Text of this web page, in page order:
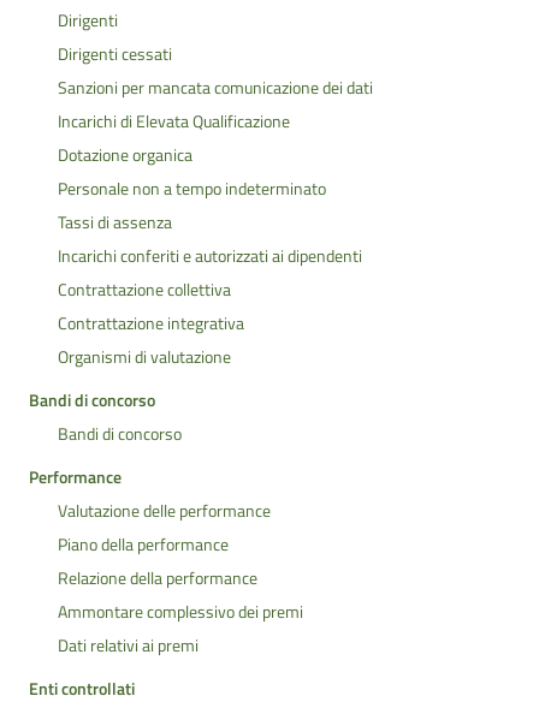
Dirigenti
Dirigenti cessati
Sanzioni per mancata comunicazione dei dati
Incarichi di Elevata Qualificazione
Dotazione organica
Personale non a tempo indeterminato
Tassi di assenza
Incarichi conferiti e autorizzati ai dipendenti
Contrattazione collettiva
Contrattazione integrativa
Organismi di valutazione
Bandi di concorso
Bandi di concorso
Performance
Valutazione delle performance
Piano della performance
Relazione della performance
Ammontare complessivo dei premi
Dati relativi ai premi
Enti controllati